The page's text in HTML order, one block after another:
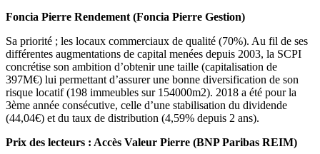
Foncia Pierre Rendement (Foncia Pierre Gestion)
Sa priorité ; les locaux commerciaux de qualité (70%). Au fil de ses
différentes augmentations de capital menées depuis 2003, la SCPI
concrétise son ambition d’obtenir une taille (capitalisation de
397M€) lui permettant d’assurer une bonne diversification de son
risque locatif (198 immeubles sur 154000m2). 2018 a été pour la
3ème année consécutive, celle d’une stabilisation du dividende
(44,04€) et du taux de distribution (4,59% depuis 2 ans).
Prix des lecteurs : Accès Valeur Pierre (BNP Paribas REIM)